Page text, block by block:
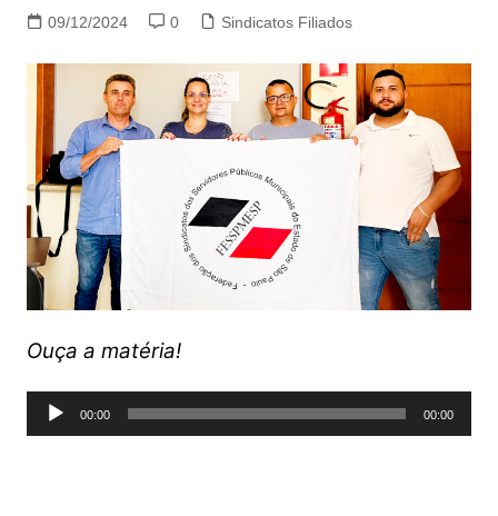
09/12/2024 0 Sindicatos Filiados
Ouça a matéria!
Tocador
de
00:00 00:00